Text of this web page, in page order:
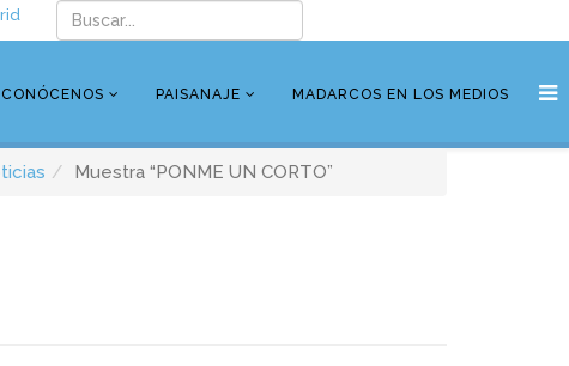
CONÓCENOS PAISANAJE MADARCOS EN LOS MEDIOS
Muestra “PONME UN CORTO”